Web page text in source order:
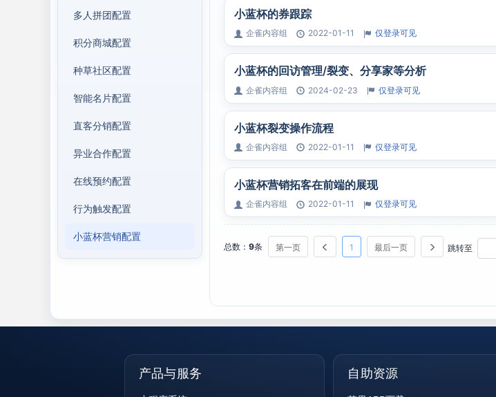
多人拼团配置
积分商城配置
种草社区配置
智能名片配置
直客分销配置
异业合作配置
在线预约配置
行为触发配置
小蓝杯营销配置
小蓝杯的券跟踪
企雀内容组 2022-01-11 仅登录可见
小蓝杯的回访管理/裂变、分享家等分析
企雀内容组 2024-02-23 仅登录可见
小蓝杯裂变操作流程
企雀内容组 2022-01-11 仅登录可见
小蓝杯营销拓客在前端的展现
企雀内容组 2022-01-11 仅登录可见
总数： 9条 第一页 1 最后一页 跳转至
产品与服务 自助资源